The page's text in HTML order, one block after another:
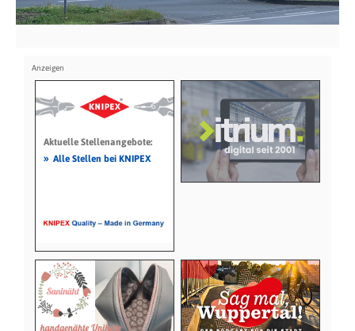
Aktuelle Stellenangebote:
» Alle Stellen bei KNIPEX